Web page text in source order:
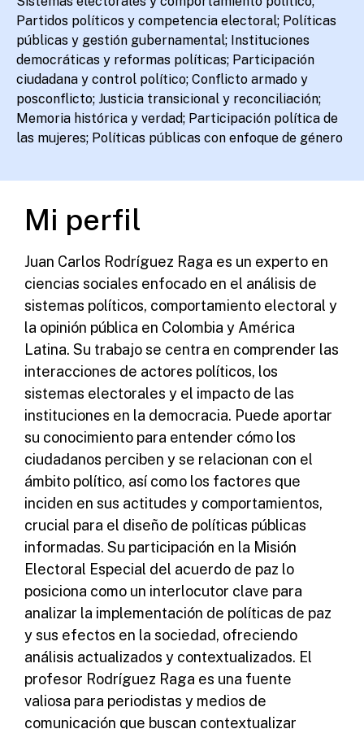
Partidos políticos y competencia electoral; Políticas
públicas y gestión gubernamental; Instituciones
democráticas y reformas políticas; Participación
ciudadana y control político; Conflicto armado y
posconflicto; Justicia transicional y reconciliación;
Memoria histórica y verdad; Participación política de
las mujeres; Políticas públicas con enfoque de género
Mi perfil
Juan Carlos Rodríguez Raga es un experto en
ciencias sociales enfocado en el análisis de
sistemas políticos, comportamiento electoral y
la opinión pública en Colombia y América
Latina. Su trabajo se centra en comprender las
interacciones de actores políticos, los
sistemas electorales y el impacto de las
instituciones en la democracia. Puede aportar
su conocimiento para entender cómo los
ciudadanos perciben y se relacionan con el
ámbito político, así como los factores que
inciden en sus actitudes y comportamientos,
crucial para el diseño de políticas públicas
informadas. Su participación en la Misión
Electoral Especial del acuerdo de paz lo
posiciona como un interlocutor clave para
analizar la implementación de políticas de paz
y sus efectos en la sociedad, ofreciendo
análisis actualizados y contextualizados. El
profesor Rodríguez Raga es una fuente
valiosa para periodistas y medios de
comunicación que buscan contextualizar